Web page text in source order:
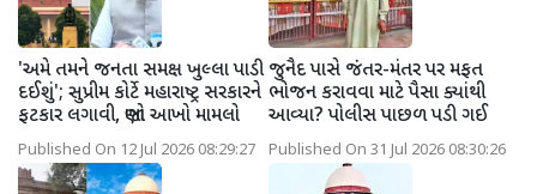
'અમે તમને જનતા સમક્ષ ખુલ્લા પાડી
દઈશું'; સુપ્રીમ કોર્ટે મહારાષ્ટ્ર સરકારને
ફટકાર લગાવી, જાણો આખો મામલો
Published On 12 Jul 2026 08:29:27
જુનૈદ પાસે જંતર-મંતર પર મફત
ભોજન કરાવવા માટે પૈસા ક્યાંથી
આવ્યા? પોલીસ પાછળ પડી ગઈ
Published On 31 Jul 2026 08:30:26